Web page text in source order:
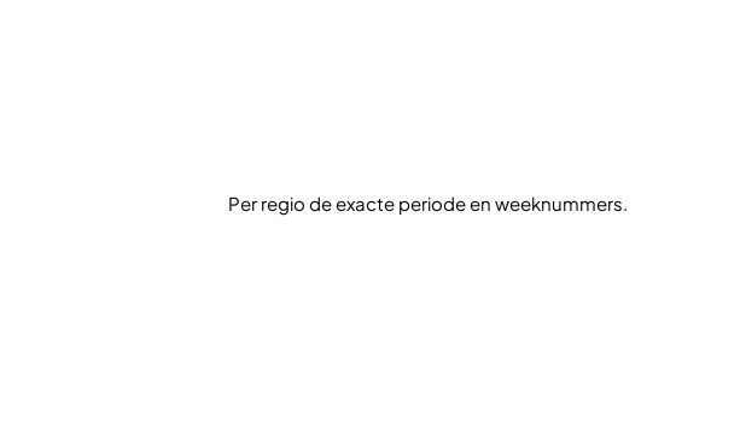
Per regio de exacte periode en weeknummers.